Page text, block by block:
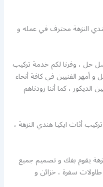
النزهة محترف في عمله و
حل ، وفرنا لكم خدمة تركيب
أمهر الفنيين في كافة أنحاء
، كما أننا زودناهم
أثاث ايكيا هندي النزهة ،
يقوم بفك و تصميم جميع
طاولات سفرة ، خزائن و